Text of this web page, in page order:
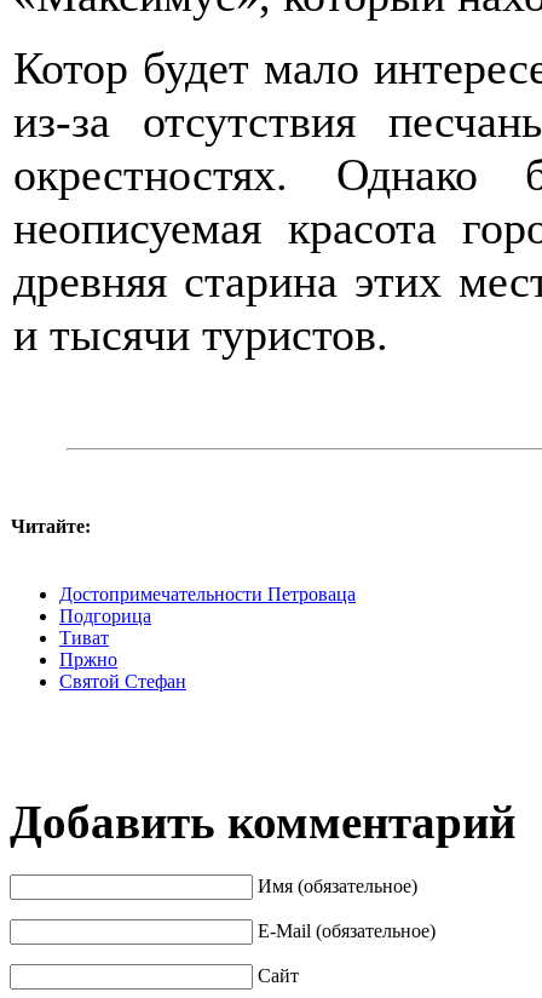
Котор будет мало
из-за отсутствия
окрестностях. Однако
неописуемая красота
древняя старина этих
и тысячи туристов.
Читайте:
Достопримечательности Петроваца
Подгорица
Тиват
Пржно
Святой Стефан
Добавить комментарий
Имя (обязательное)
E-Mail (обязательное)
Сайт